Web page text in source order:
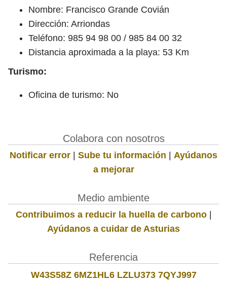
Nombre: Francisco Grande Covián
Dirección: Arriondas
Teléfono: 985 94 98 00 / 985 84 00 32
Distancia aproximada a la playa: 53 Km
Turismo:
Oficina de turismo: No
Colabora con nosotros
Notificar error | Sube tu información | Ayúdanos
a mejorar
Medio ambiente
Contribuimos a reducir la huella de carbono|
Ayúdanos a cuidar de Asturias
Referencia
W43S58Z 6MZ1HL6 LZLU373 7QYJ997